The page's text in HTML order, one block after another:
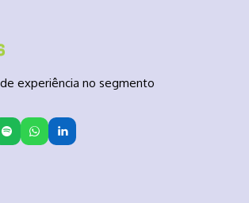
experiência no segmento